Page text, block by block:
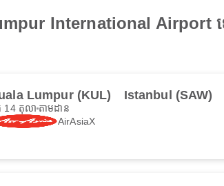
International Airport
Lumpur (KUL) Istanbul (SAW)
14 តុលា តាមដាន
AirAsiaX